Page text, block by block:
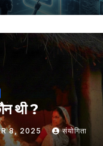
थी ?
8, 2025 संयोगिता